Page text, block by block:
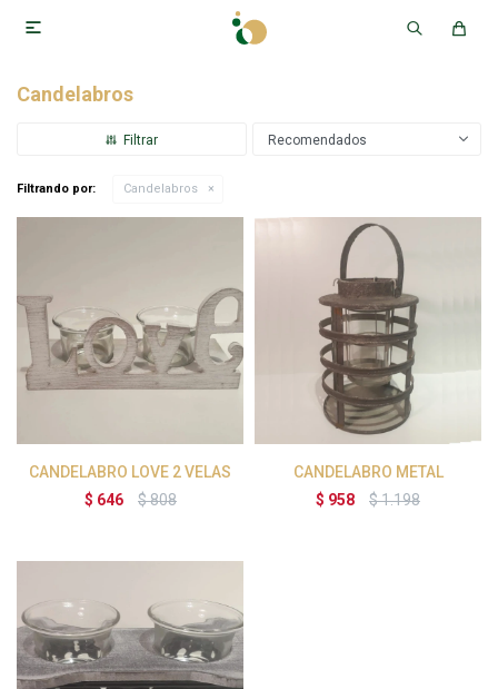

Candelabros
Recomendados
Filtrando por: Candelabros
CANDELABRO LOVE 2 VELAS
$ 646 $808
CANDELABRO METAL
$ 958 $1.198